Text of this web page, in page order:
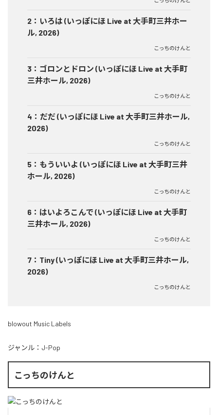
2 ： いろは (いっぽにほ Live at 大手町三井ホー
ル, 2026)
こっちのけんと
3 ： ゴロンとドロン (いっぽにほ Live at 大手町
三井ホール, 2026)
こっちのけんと
4 ： だだ (いっぽにほ Live at 大手町三井ホール,
2026)
こっちのけんと
5 ： もういいよ (いっぽにほ Live at 大手町三井
ホール, 2026)
こっちのけんと
6 ： はいよろこんで (いっぽにほ Live at 大手町
三井ホール, 2026)
こっちのけんと
7 ： Tiny (いっぽにほ Live at 大手町三井ホール,
2026)
こっちのけんと
blowout Music Labels
ジャンル： J-Pop
こっちのけんと